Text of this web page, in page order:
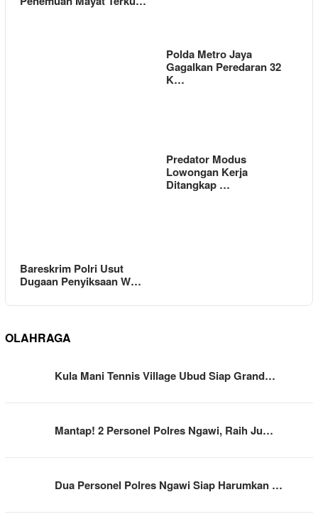
Polda Metro Jaya
Gagalkan Peredaran 32
K…
Bareskrim Polri Usut
Dugaan Penyiksaan W…
Predator Modus
Lowongan Kerja
Ditangkap …
OLAHRAGA
Kula Mani Tennis Village Ubud Siap Grand…
Mantap! 2 Personel Polres Ngawi, Raih Ju…
Dua Personel Polres Ngawi Siap Harumkan …